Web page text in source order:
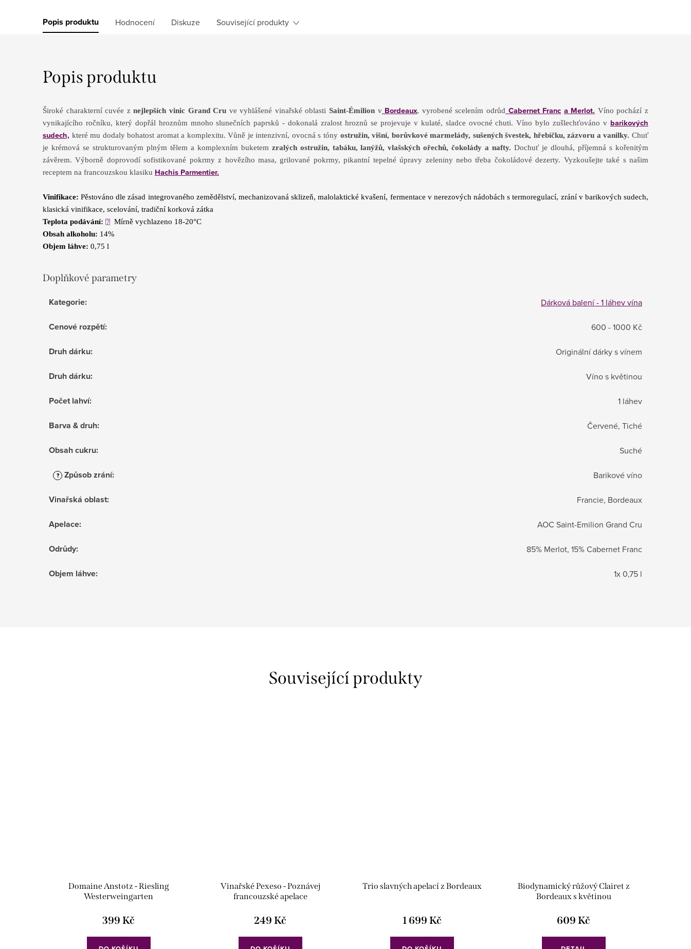
Popis produktu Hodnocení Diskuze Související produkty
Popis produktu
Široké charakterní cuvée znejlepších vinic Grand Cru ve vyhlášené vinařské oblastiSaint-Émilion vBordeaux, vyrobené scelením odrůd Cabernet Franc a Merlot. Víno pochází z
vynikajícího ročníku, který dopřál hroznům mnoho slunečních paprsků - dokonalá zralost hroznů se projevuje v kulaté, sladce ovocné chuti. Víno bylo zušlechťováno v barikových
sudech, které mu dodaly bohatost aromat a komplexitu. Vůně je intenzivní, ovocná s tóny ostružin, višní, borůvkové marmelády, sušených švestek, hřebíčku, zázvoru a vanilky. Chuť
je krémová se strukturovaným plným tělem a komplexním buketem zralých ostružin, tabáku, lanýžů, vlašských ořechů, čokolády a nafty.Dochuť je dlouhá, příjemná s kořenitým
závěrem. Výborně doprovodí sofistikované pokrmy z hovězího masa, grilované pokrmy, pikantní tepelné úpravy zeleniny nebo třeba čokoládové dezerty. Vyzkoušejte také s našim
receptem na francouzskou klasiku Hachis Parmentier.
Vinifikace:Pěstováno dle zásad integrovaného zemědělství, mechanizovaná sklizeň, malolaktické kvašení, fermentace v nerezových nádobách s termoregulací, zrání v barikových sudech,
klasická vinifikace, scelování, tradiční korková zátka
Teplota podávání: ⍰ Mírně vychlazeno 18-20°C
Obsah alkoholu: 14%
Objem láhve: 0,75 l
Doplňkové parametry
Kategorie: Dárková balení - 1 láhev vína
Cenové rozpětí: 600 - 1000 Kč
Druh dárku: Originální dárky s vínem
Druh dárku: Víno s květinou
Počet lahví: 1 láhev
Barva & druh: Červené, Tiché
Obsah cukru: Suché
? Způsob zrání: Barikové víno
Vinařská oblast: Francie, Bordeaux
Apelace: AOC Saint-Emilion Grand Cru
Odrůdy: 85% Merlot, 15% Cabernet Franc
Objem láhve: 1x 0,75 l
Související produkty
Domaine Anstotz - Riesling
Westerweingarten
399 Kč
Vinařské Pexeso - Poznávej
francouzské apelace
249 Kč
Trio slavných apelací z Bordeaux
1 699 Kč
Biodynamický růžový Clairet z
Bordeaux s květinou
609 Kč